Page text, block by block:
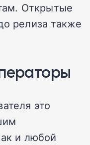
Открытые
релиза также
это
и любой